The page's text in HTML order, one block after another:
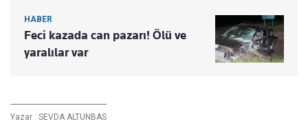
HABER
Feci kazada can pazarı! Ölü ve
yaralılar var
Yazar : SEVDA ALTUNBAS